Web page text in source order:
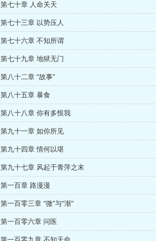
第七十章 人命关天
第七十三章 以势压人
第七十六章 不知所谓
第七十九章 地狱无门
第八十二章 “故事”
第八十五章 暴食
第八十八章 你有多恨我
第九十一章 如你所见
第九十四章 情何以堪
第九十七章 风起于青萍之末
第一百章 路漫漫
第一百零三章 “微”与“渐”
第一百零六章 问医